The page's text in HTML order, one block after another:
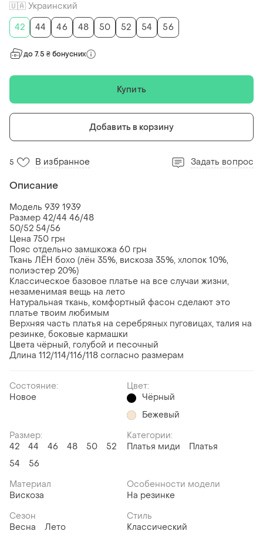
🇺🇦 Украинский
42
44 46 48 50 52 54 56
до 7.5 ₴ бонусних
Купить
Добавить в корзину
5 В избранное Задать вопрос
Описание
Модель 939 1939
Размер 42/44 46/48
50/52 54/56
Цена 750 грн
Пояс отдельно замшкожа 60 грн
Ткань ЛЁН бохо (лён 35%, вискоза 35%, хлопок 10%,
полиэстер 20%)
Классическое базовое платье на все случаи жизни,
незаменимая вещь на лето
Натуральная ткань, комфортный фасон сделают это
платье твоим любимым
Верхняя часть платья на серебряных пуговицах, талия на
резинке, боковые кармашки
Цвета чёрный, голубой и песочный
Длина 112/114/116/118 согласно размерам
Состояние:
Новое
Цвет:
Чёрный
Бежевый
Размер:
42
44 46 48 50
52
54
56
Категории:
Платья миди
Платья
Материал
Вискоза
Особенности модели
На резинке
Сезон
Весна
Лето
Стиль
Классический